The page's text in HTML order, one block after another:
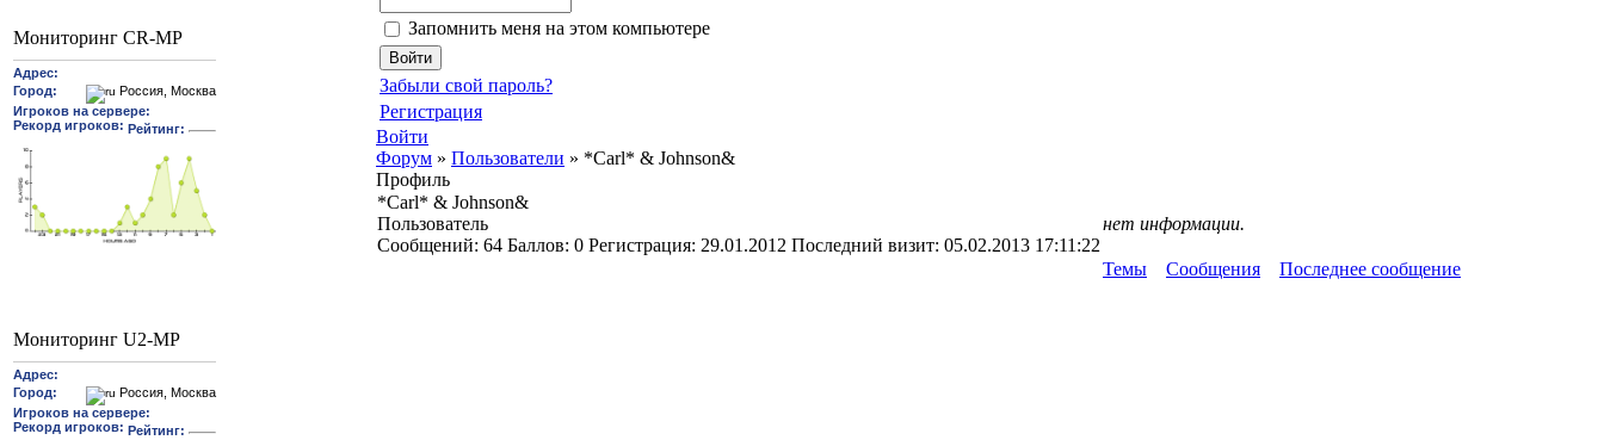
Мониторинг CR-MP
Мониторинг U2-MP
Запомнить меня на этом компьютере
Забыли свой пароль?
Регистрация
Войти
Форум » Пользователи » *Carl* & Johnson&
Профиль
*Carl* & Johnson&
Пользователь
Cообщений: 64 Баллов: 0 Регистрация: 29.01.2012 Последний визит: 05.02.2013 17:11:22
нет информации.
Темы Сообщения Последнее сообщение